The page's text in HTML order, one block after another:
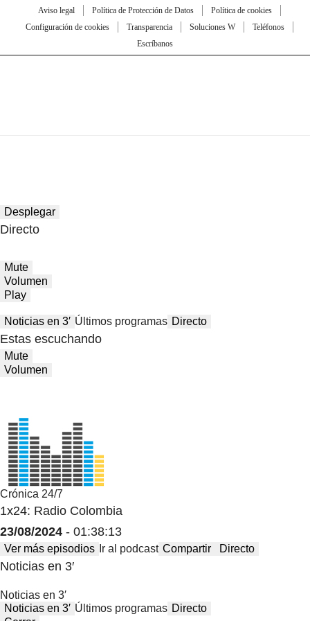
Aviso legal Política de Protección de Datos
Política de cookies
Configuración de cookies
Transparencia Soluciones W
Teléfonos
Escríbanos
Desplegar
Directo
Mute
Volumen
Play
Noticias en 3′ Últimos programas Directo
Estas escuchando
Mute
Volumen
Crónica 24/7
1x24: Radio Colombia
23/08/2024 - 01:38:13
Ver más episodios Ir al podcast Compartir Directo
Noticias en 3′
Noticias en 3′
Noticias en 3′ Últimos programas Directo